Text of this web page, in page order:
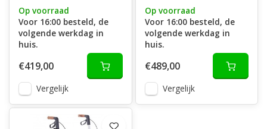
Op voorraad
Voor 16:00 besteld, de
volgende werkdag in
huis.
€419,00
Vergelijk
Op voorraad
Voor 16:00 besteld, de
volgende werkdag in
huis.
€489,00
Vergelijk